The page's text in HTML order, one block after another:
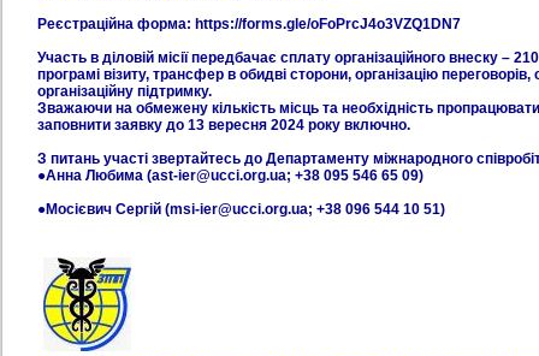
Реєстраційна форма: https://forms.gle/oFoPrcJ4o3VZQ1DN7
Участь в діловій місії передбачає сплату організаційного внеску –
програмі візиту, трансфер в обидві сторони, організацію
організаційну підтримку.
Зважаючи на обмежену кількість місць та необхідність
заповнити заявку до 13 вересня 2024 року включно.
З питань участі звертайтесь до Департаменту міжнародного
●Анна Любима (ast-ier@ucci.org.ua; +38 095 546 65 09)
●Мосієвич Сергій (msi-ier@ucci.org.ua; +38 096 544 10 51)